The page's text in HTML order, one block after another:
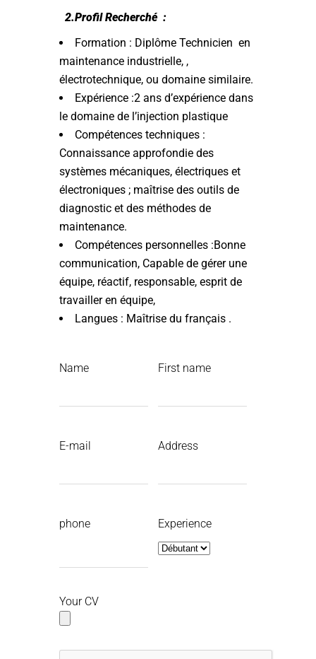
2.Profil Recherché :
Formation : Diplôme Technicien en
maintenance industrielle, ,
électrotechnique, ou domaine similaire.
Expérience :2 ans d’expérience dans
le domaine de l’injection plastique
Compétences techniques :
Connaissance approfondie des
systèmes mécaniques, électriques et
électroniques ; maîtrise des outils de
diagnostic et des méthodes de
maintenance.
Compétences personnelles :Bonne
communication, Capable de gérer une
équipe, réactif, responsable, esprit de
travailler en équipe,
Langues : Maîtrise du français .
Name First name
E-mail Address
phone Experience
Your CV